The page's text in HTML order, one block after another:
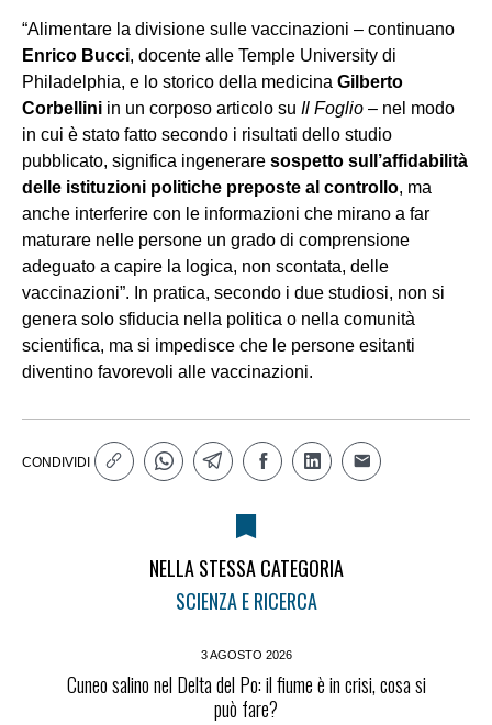
“Alimentare la divisione sulle vaccinazioni – continuano
Enrico Bucci, docente alle Temple University di
Philadelphia, e lo storico della medicina Gilberto
Corbellini in un corposo articolo su Il Foglio – nel modo
in cui è stato fatto secondo i risultati dello studio
pubblicato, significa ingenerare sospetto sull’affidabilità
delle istituzioni politiche preposte al controllo, ma
anche interferire con le informazioni che mirano a far
maturare nelle persone un grado di comprensione
adeguato a capire la logica, non scontata, delle
vaccinazioni”. In pratica, secondo i due studiosi, non si
genera solo sfiducia nella politica o nella comunità
scientifica, ma si impedisce che le persone esitanti
diventino favorevoli alle vaccinazioni.
CONDIVIDI
NELLA STESSA CATEGORIA
SCIENZA E RICERCA
3 AGOSTO 2026
Cuneo salino nel Delta del Po: il fiume è in crisi, cosa si
può fare?